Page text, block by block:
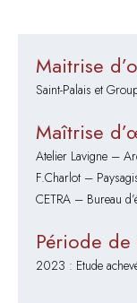
Maitrise
Saint-Palais et
Maîtrise
Atelier Lavigne –
F.Charlot –
CETRA – Bureau
Période
2023 : Etude